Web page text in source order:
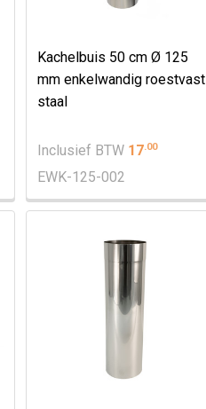
Kachelbuis 50 cm Ø 125
mm enkelwandig roestvast
staal
Inclusief BTW 17.00
EWK-125-002